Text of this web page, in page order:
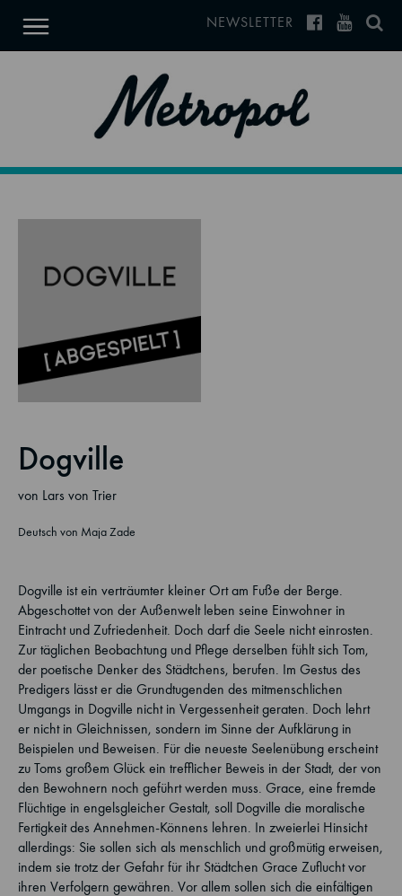
NEWSLETTER
Dogville
von Lars von Trier
Deutsch von Maja Zade
Dogville ist ein verträumter kleiner Ort am Fuße der Berge.
Abgeschottet von der Außenwelt leben seine Einwohner in
Eintracht und Zufriedenheit. Doch darf die Seele nicht einrosten.
Zur täglichen Beobachtung und Pflege derselben fühlt sich Tom,
der poetische Denker des Städtchens, berufen. Im Gestus des
Predigers lässt er die Grundtugenden des mitmenschlichen
Umgangs in Dogville nicht in Vergessenheit geraten. Doch lehrt
er nicht in Gleichnissen, sondern im Sinne der Aufklärung in
Beispielen und Beweisen. Für die neueste Seelenübung erscheint
zu Toms großem Glück ein trefflicher Beweis in der Stadt, der von
den Bewohnern noch geführt werden muss. Grace, eine fremde
Flüchtige in engelsgleicher Gestalt, soll Dogville die moralische
Fertigkeit des Annehmen-Könnens lehren. In zweierlei Hinsicht
allerdings: Sie sollen sich als menschlich und großmütig erweisen,
indem sie trotz der Gefahr für ihr Städtchen Grace Zuflucht vor
ihren Verfolgern gewähren. Vor allem sollen sich die einfältigen